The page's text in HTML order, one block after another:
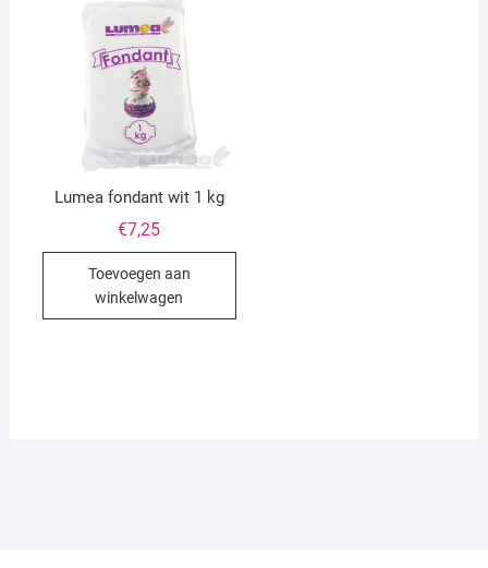
Lumea fondant wit 1 kg
€7,25
Toevoegen aan
winkelwagen